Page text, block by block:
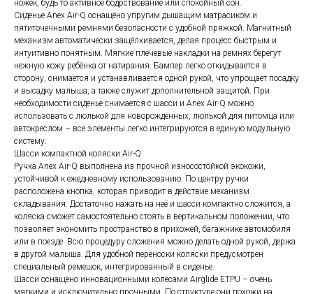
ножек, будь то активное бодрствование или спокойный сон.
Сиденье Anex Air-Q оснащёно упругим дышащим матрасиком и
пятиточечными ремнями безопасности с удобной пряжкой. Магнитный
механизм автоматически защёлкивается, делая процесс быстрым и
интуитивно понятным. Мягкие плечевые накладки на ремнях берегут
нежную кожу ребёнка от натирания. Бампер легко откидывается в
сторону, снимается и устанавливается одной рукой, что упрощает посадку
и высадку малыша, а также служит дополнительной защитой. При
необходимости сиденье снимается с шасси и Anex Air-Q можно
использовать с люлькой для новорождённых, люлькой для питомца или
автокреслом – все элементы легко интегрируются в единую модульную
систему.
Шасси компактной коляски Air-Q
Ручка Anex Air-Q выполнена из прочной износостойкой экокожи,
устойчивой к ежедневному использованию. По центру ручки
расположена кнопка, которая приводит в действие механизм
складывания. Достаточно нажать на неё и шасси компактно сложится, а
коляска сможет самостоятельно стоять в вертикальном положении, что
позволяет экономить пространство в прихожей, багажнике автомобиля
или в поезде. Всю процедуру сложения можно делать одной рукой, держа
в другой малыша. Для удобной переноски коляски предусмотрен
специальный ремешок, интегрированный в сиденье.
Шасси оснащено инновационными колёсами Airglide ETPU – очень